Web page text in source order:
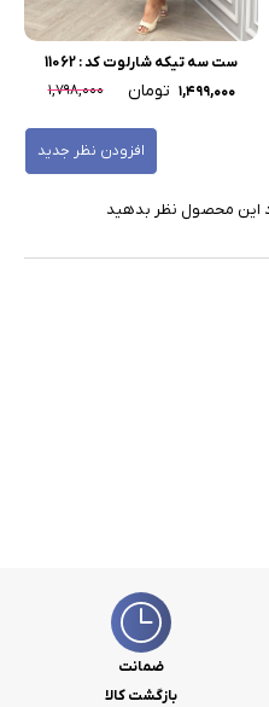
ست سه تیکه شارلوت کد : 11062
۱,۴۹۹,۰۰۰ تومان ۱,۷۹۸,۰۰۰
افزودن نظر جدید
این محصول نظر بدهید
ضمانت
بازگشت کالا